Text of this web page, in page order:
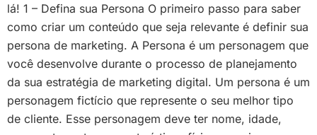
lá! 1 – Defina sua Persona O primeiro passo para saber
como criar um conteúdo que seja relevante é definir sua
persona de marketing. A Persona é um personagem que
você desenvolve durante o processo de planejamento
da sua estratégia de marketing digital. Um persona é um
personagem fictício que represente o seu melhor tipo
de cliente. Esse personagem deve ter nome, idade,